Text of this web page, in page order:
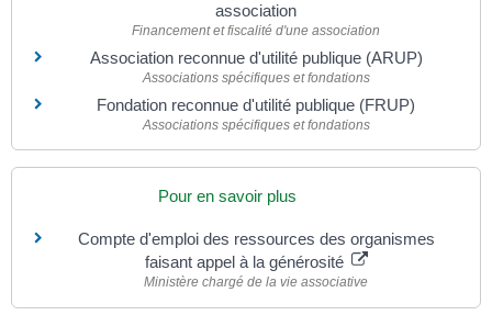
association
Financement et fiscalité d'une association
Association reconnue d'utilité publique (ARUP)
Associations spécifiques et fondations
Fondation reconnue d'utilité publique (FRUP)
Associations spécifiques et fondations
Pour en savoir plus
Compte d'emploi des ressources des organismes
faisant appel à la générosité
Ministère chargé de la vie associative